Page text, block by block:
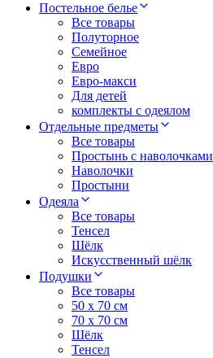
Постельное белье
Все товары
Полуторное
Семейное
Евро
Евро-макси
Для детей
комплекты с одеялом
Отдельные предметы
Все товары
Простынь с наволочками
Наволочки
Простыни
Одеяла
Все товары
Тенсел
Шёлк
Искусственный шёлк
Подушки
Все товары
50 x 70 см
70 x 70 см
Шёлк
Тенсел